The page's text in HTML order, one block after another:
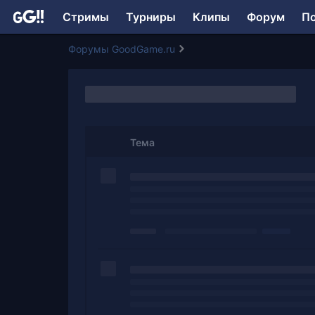
Стримы Турниры Клипы Форум
Форумы GoodGame.ru
Тема